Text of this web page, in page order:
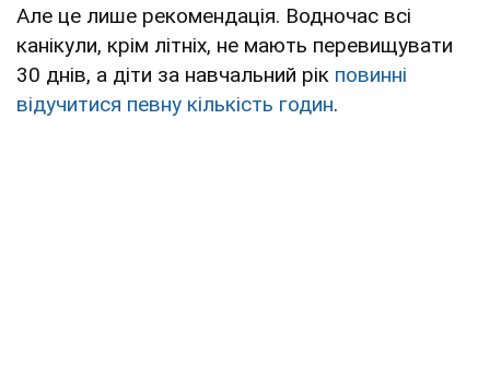
Але це лише рекомендація. Водночас всі
канікули, крім літніх, не мають перевищувати
30 днів, а діти за навчальний рік повинні
відучитися певну кількість годин.